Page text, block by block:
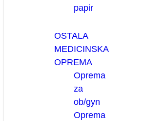
papir
OSTALA
MEDICINSKA
OPREMA
Oprema
za
ob/gyn
Oprema